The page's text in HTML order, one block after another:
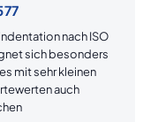
nach ISO
sich besonders
mit sehr kleinen
auch